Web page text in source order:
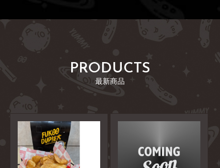
PRODUCTS
最新商品